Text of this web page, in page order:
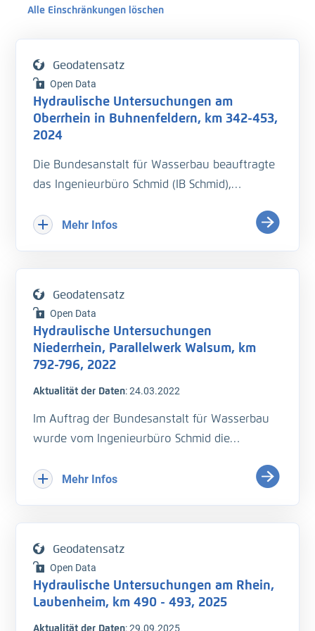
Alle Einschränkungen löschen
Geodatensatz
Open Data
Hydraulische Untersuchungen am
Oberrhein in Buhnenfeldern, km 342-453,
2024
Die Bundesanstalt für Wasserbau beauftragte
das Ingenieurbüro Schmid (IB Schmid),
mit Geschwindigkeitsmessungen in
Flächenhafte Geschwindigkeitsaufnahme,
Querprofilmessung, Längsprofilmessung, 26.
bis 28.01.2024
- Querprofilmessung (H_Sohle)
- Durchflussmessung (Q)
QS ist erfolgt
Mehr Infos
Geodatensatz
Open Data
Hydraulische Untersuchungen
Niederrhein, Parallelwerk Walsum, km
792-796, 2022
Aktualität der Daten:24.03.2022
Im Auftrag der Bundesanstalt für Wasserbau
wurde vom Ingenieurbüro Schmid die
Parallelwerk Walsum-Stapp inklusive der
Erste Messkampagne bei Mittelwasser (MW) −
1 m, 24.03.2022
- Wasserspiegelfixierung (H_WSP)
Mehr Infos
Geodatensatz
Open Data
Hydraulische Untersuchungen am Rhein,
Laubenheim, km 490 - 493, 2025
Aktualität der Daten:29.09.2025